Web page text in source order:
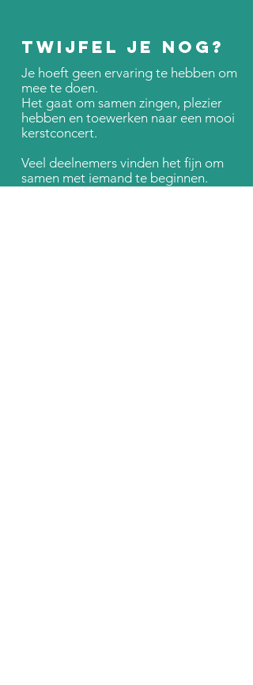
Twijfel je nog?
Je hoeft geen ervaring te hebben om
mee te doen.
Het gaat om samen zingen, plezier
hebben en toewerken naar een mooi
kerstconcert.
Veel deelnemers vinden het fijn om
samen met iemand te beginnen.